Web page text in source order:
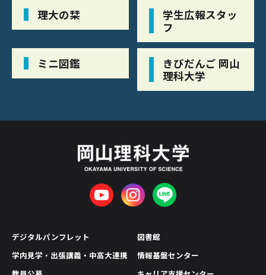
理大の栞
学生広報スタッ
フ
ミニ図鑑
きびだんご 岡山
理科大学
デジタルパンフレット
学内見学・出張講義・中高大連携
図書館
情報基盤センター